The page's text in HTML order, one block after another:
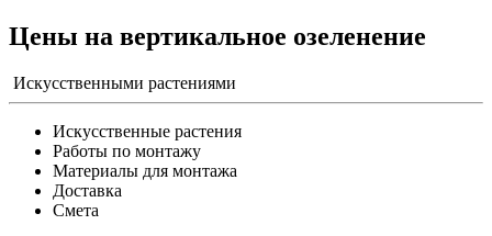
Цены на вертикальное озеленение
Искусственными растениями
Искусственные растения
Работы по монтажу
Материалы для монтажа
Доставка
Смета